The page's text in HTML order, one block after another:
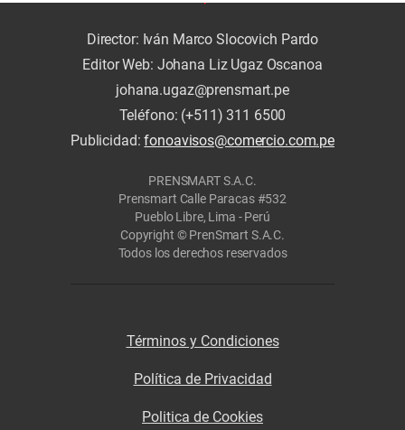
Director: Iván Marco Slocovich Pardo
Editor Web: Johana Liz Ugaz Oscanoa
johana.ugaz@prensmart.pe
Teléfono: (+511) 311 6500
Publicidad:fonoavisos@comercio.com.pe
PRENSMART S.A.C.
Prensmart Calle Paracas #532
Pueblo Libre, Lima - Perú
Copyright © PrenSmart S.A.C.
Todos los derechos reservados
Términos y Condiciones
Política de Privacidad
Politica de Cookies